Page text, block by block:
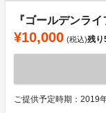
『ゴールデンラ
¥10,000 (税込)残り
ご提供予定時期：2019